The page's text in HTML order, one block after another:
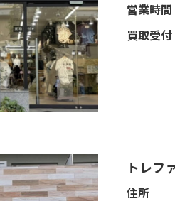
営業時間
買取受付
トレフ
住所